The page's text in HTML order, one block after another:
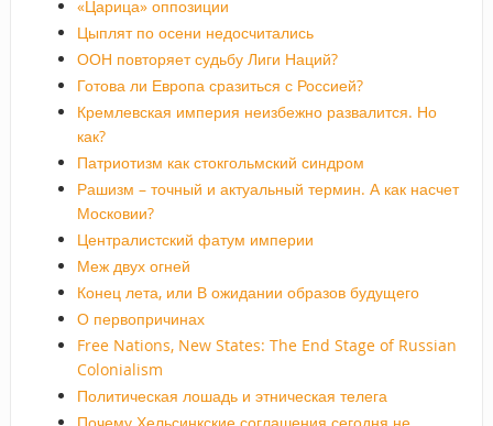
«Царица» оппозиции
Цыплят по осени недосчитались
ООН повторяет судьбу Лиги Наций?
Готова ли Европа сразиться с Россией?
Кремлевская империя неизбежно развалится. Но
как?
Патриотизм как стокгольмский синдром
Рашизм – точный и актуальный термин. А как насчет
Московии?
Централистский фатум империи
Меж двух огней
Конец лета, или В ожидании образов будущего
О первопричинах
Free Nations, New States: The End Stage of Russian
Colonialism
Политическая лошадь и этническая телега